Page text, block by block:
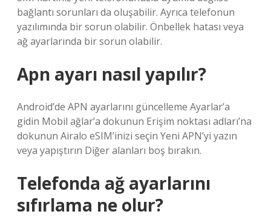
bağlantı sorunları da oluşabilir. Ayrıca telefonun
yazılımında bir sorun olabilir. Önbellek hatası veya
ağ ayarlarında bir sorun olabilir.
Apn ayarı nasıl yapılır?
Android’de APN ayarlarını güncelleme Ayarlar’a
gidin Mobil ağlar’a dokunun Erişim noktası adları’na
dokunun Airalo eSIM’inizi seçin Yeni APN’yi yazın
veya yapıştırın Diğer alanları boş bırakın.
Telefonda ağ ayarlarını
sıfırlama ne olur?